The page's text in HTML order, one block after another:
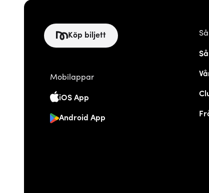
Köp biljett
Mobilappar
iOS App
Android App